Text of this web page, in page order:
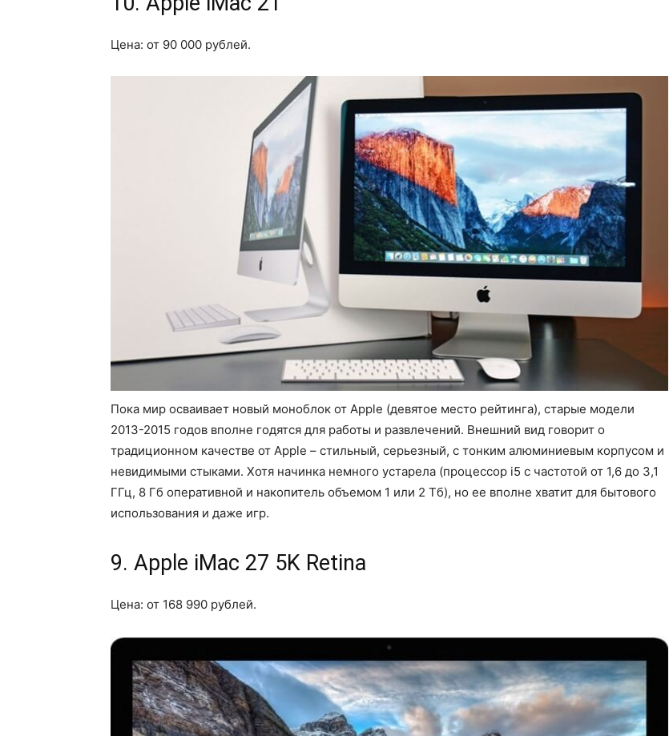
Цена: от 90 000 рублей.
Пока мир осваивает новый моноблок от Apple (девятое место рейтинга), старые модели
2013-2015 годов вполне годятся для работы и развлечений. Внешний вид говорит о
традиционном качестве от Apple – стильный, серьезный, с тонким алюминиевым корпусом и
невидимыми стыками. Хотя начинка немного устарела (процессор i5 с частотой от 1,6 до 3,1
ГГц, 8 Гб оперативной и накопитель объемом 1 или 2 Тб), но ее вполне хватит для бытового
использования и даже игр.
9. Apple iMac 27 5K Retina
Цена: от 168 990 рублей.